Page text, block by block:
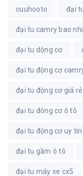
cuuhooto đại
đại tu camry bao
đại tu dộng cơ
đại tu động cơ
đại tu động cơ giá rẻ
đại tu đông cơ ô tô
đại tu động cơ uy tín
đại tu gầm ô tô
đại tu máy xe cx5